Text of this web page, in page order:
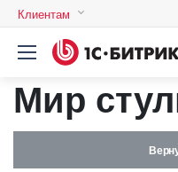
Клиентам
Мир